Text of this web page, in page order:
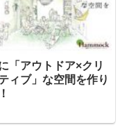
「アウトドア×クリ
ィブ」な空間を作り